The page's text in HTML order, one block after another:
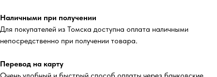
Наличными при получении
Для покупателей из Томска доступна оплата наличными
непосредственно при получении товара.
Перевод на карту